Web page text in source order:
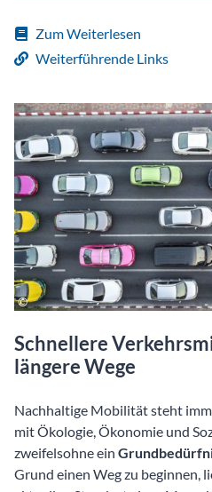
Zum Weiterlesen
Weiterführende Links
Schnellere
längere Wege
Nachhaltige Mobilität steht
mit Ökologie, Ökonomie und
zweifelsohne ein
Grund einen Weg zu beginnen,